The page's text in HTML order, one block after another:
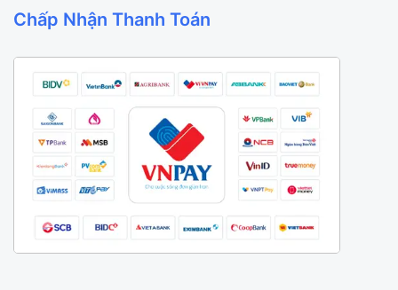
Chấp Nhận Thanh Toán